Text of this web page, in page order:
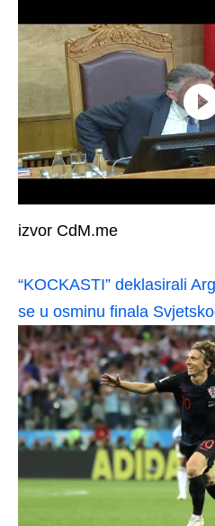
izvor CdM.me
“KOCKASTI” deklasirali
se u osminu finala